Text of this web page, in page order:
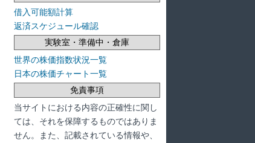
借入可能額計算
返済スケジュール確認
実験室・準備中・倉庫
世界の株価指数状況一覧
日本の株価チャート一覧
免責事項
当サイトにおける内容の正確性に関し
ては、それを保障するものではありま
せん。また、記載されている情報や、